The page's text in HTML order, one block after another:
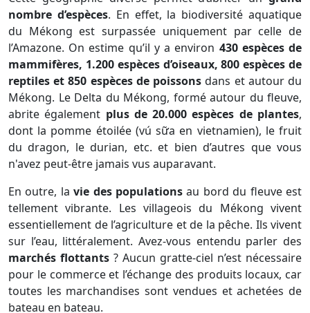
nombre d’espèces. En effet, la biodiversité aquatique
du Mékong est surpassée uniquement par celle de
l’Amazone. On estime qu’il y a environ 430 espèces de
mammifères, 1.200 espèces d’oiseaux, 800 espèces de
reptiles et 850 espèces de poissonsdans et autour du
Mékong. Le Delta du Mékong, formé autour du fleuve,
abrite également plus de 20.000 espèces de plantes,
dont la pomme étoilée (vú sữa en vietnamien), le fruit
du dragon, le durian, etc. et bien d’autres que vous
n'avez peut-être jamais vus auparavant.
En outre, lavie des populations au bord du fleuve est
tellement vibrante. Les villageois du Mékong vivent
essentiellement de l’agriculture et de la pêche. Ils vivent
sur l’eau, littéralement. Avez-vous entendu parler des
marchés flottants ? Aucun gratte-ciel n’est nécessaire
pour le commerce et l’échange des produits locaux, car
toutes les marchandises sont vendues et achetées de
bateau en bateau.